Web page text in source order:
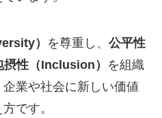
） を尊重し、 公平性
摂性（Inclusion）
を組織
業や社会に新しい価値
です。